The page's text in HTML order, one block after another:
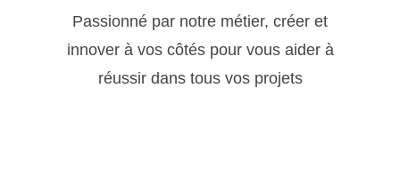
Passionné par notre métier, créer et
innover à vos côtés pour vous aider à
réussir dans tous vos projets